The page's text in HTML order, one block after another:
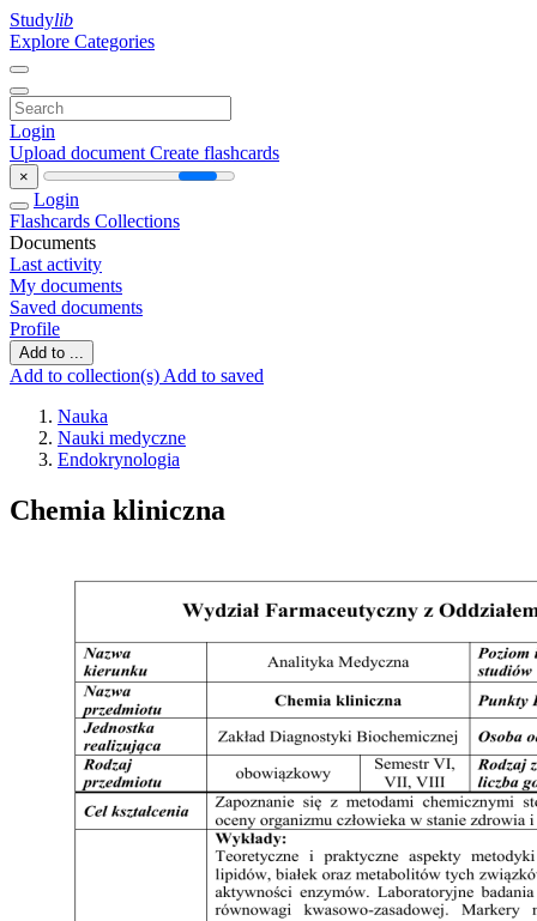
Studylib
Explore Categories
Login
Upload document Create flashcards
×
Login
Flashcards Collections
Documents
Last activity
My documents
Saved documents
Profile
Add to ...
Add to collection(s) Add to saved
Nauka
Nauki medyczne
Endokrynologia
Chemia kliniczna